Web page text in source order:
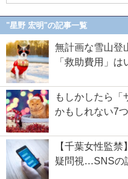
"星野 宏明"の記事一覧
無計画な雪山登
「救助費用」
もしかしたら「
かもしれない7
【千葉女性監
疑問視…SNSの